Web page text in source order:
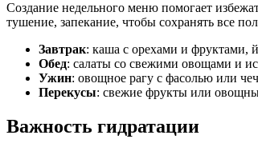
Создание недельного меню помогает
тушение, запекание, чтобы сохранять все
Завтрак: каша с орехами и фруктами,
Обед: салаты со свежими овощами и
Ужин: овощное рагу с фасолью или
Перекусы: свежие фрукты или
Важность гидратации